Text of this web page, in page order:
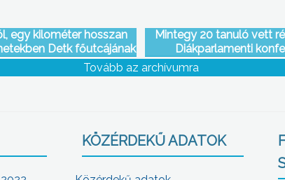
egy kilométer hosszan
Detk főutcájának
rendszere
Mintegy 20 tanuló vett
Diákparlamenti
Városházán tartottak a
Intézet
Tovább az archívumra
KÖZÉRDEKŰ ADATOK